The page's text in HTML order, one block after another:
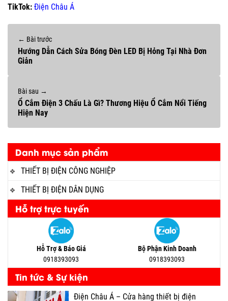
Danh mục sản phẩm
THIẾT BỊ ĐIỆN CÔNG NGHIỆP
THIẾT BỊ ĐIỆN DÂN DỤNG
Hỗ trợ trực tuyến
Hỗ Trợ & Báo Giá
0918393093
Bộ Phận Kinh Doanh
0918393093
Tin tức & Sự kiện
Điện Châu Á – Cửa hàng thiết bị điện
TikTok: Điện Châu Á
← Bài trước
Hướng Dẫn Cách Sửa Bóng Đèn LED Bị Hỏng Tại Nhà Đơn
Giản
Bài sau →
Ổ Cắm Điện 3 Chấu Là Gì? Thương Hiệu Ổ Cắm Nổi Tiếng
Hiện Nay